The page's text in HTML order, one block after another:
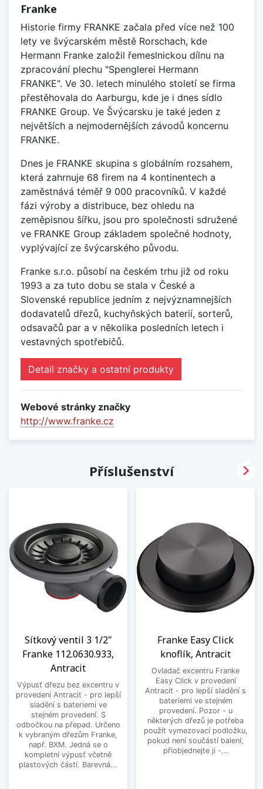
Franke
Historie firmy FRANKE začala před více než 100
lety ve švýcarském městě Rorschach, kde
Hermann Franke založil řemeslnickou dílnu na
zpracování plechu "Spenglerei Hermann
FRANKE". Ve 30. letech minulého století se firma
přestěhovala do Aarburgu, kde je i dnes sídlo
FRANKE Group. Ve Švýcarsku je také jeden z
největších a nejmodernějších závodů koncernu
FRANKE.
Dnes je FRANKE skupina s globálním rozsahem,
která zahrnuje 68 firem na 4 kontinentech a
zaměstnává téměř 9 000 pracovníků. V každé
fázi výroby a distribuce, bez ohledu na
zeměpisnou šířku, jsou pro společnosti sdružené
ve FRANKE Group základem společné hodnoty,
vyplývající ze švýcarského původu.
Franke s.r.o. působí na českém trhu již od roku
1993 a za tuto dobu se stala v České a
Slovenské republice jedním z nejvýznamnejších
dodavatelů dřezů, kuchyňských baterií, sorterů,
odsavačů par a v několika posledních letech i
vestavných spotřebičů.
Detail značky a ostatní produkty
Webové stránky značky
http://www.franke.cz
Příslušenství
Sítkový ventil 3 1/2"
Franke 112.0630.933,
Antracit
Výpusť dřezu bez excentru v
provedení Antracit - pro lepší
sladění s bateriemi ve
stejném provedení. S
odbočkou na přepad. Určeno
k vybraným dřezům Franke,
např. BXM. Jedná se o
kompletní výpusť včetně
plastových částí. Barevná...
Franke Easy Click
knoflík, Antracit
Ovladač excentru Franke
Easy Click v provedení
Antracit - pro lepší sladění s
bateriemi ve stejném
provedení. Pozor - u
některých dřezů je potřeba
použít vymezovací podložku,
pokud není součástí balení,
přiobjednejte ji -...
